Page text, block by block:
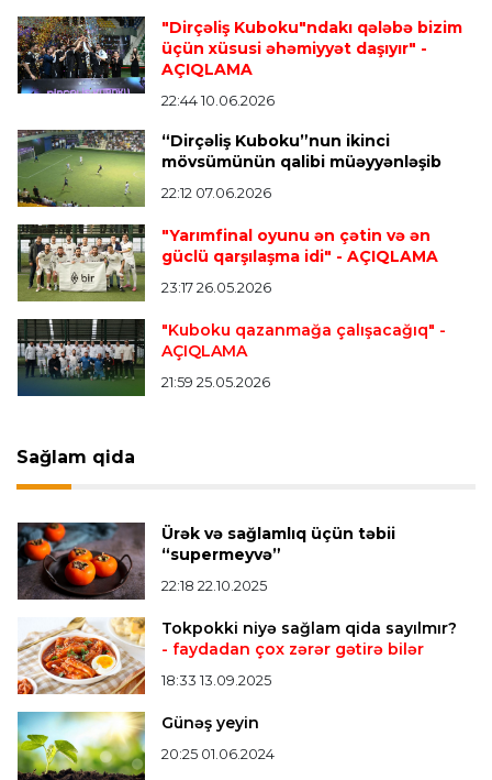
"Real" argentinalı futbolçusunu "Fiorentina"ya
icarəyə göndərdi
Transfer 22:57 07.08.2026
"Qranada" Zinəddin Zidanın oğlu ilə yollarını
ayırdı
Transfer 22:54 07.08.2026
"Mançester Siti" argentinalı qapıçını transfer
edir
Offside 19:46 07.08.2026
bürünc medalın sahibi müəyyənləşdi
Misli Premyer liqa 16:52 07.08.2026
"Zirə" Namik Ələskərovla yollarını ayırdı
Bütün xəbərlər >>>
"Dirçəliş Kuboku"ndakı qələbə bizim
üçün xüsusi əhəmiyyət daşıyır" -
AÇIQLAMA
22:44 10.06.2026
“Dirçəliş Kuboku”nun ikinci
mövsümünün qalibi müəyyənləşib
22:12 07.06.2026
"Yarımfinal oyunu ən çətin və ən
güclü qarşılaşma idi" - AÇIQLAMA
23:17 26.05.2026
"Kuboku qazanmağa çalışacağıq" -
AÇIQLAMA
21:59 25.05.2026
Sağlam qida
Ürək və sağlamlıq üçün təbii
“supermeyvə”
22:18 22.10.2025
Tokpokki niyə sağlam qida sayılmır?
- faydadan çox zərər gətirə bilər
18:33 13.09.2025
Günəş yeyin
20:25 01.06.2024